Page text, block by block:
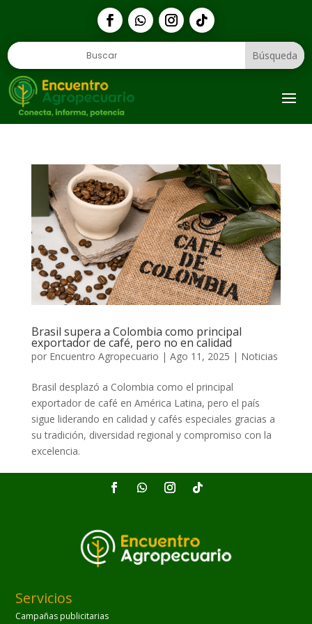
Brasil supera a Colombia como principal
exportador de café, pero no en calidad
por Encuentro Agropecuario | Ago 11, 2025 | Noticias
Brasil desplazó a Colombia como el principal
exportador de café en América Latina, pero el país
sigue liderando en calidad y cafés especiales gracias a
su tradición, diversidad regional y compromiso con la
excelencia.
Servicios
Campañas publicitarias